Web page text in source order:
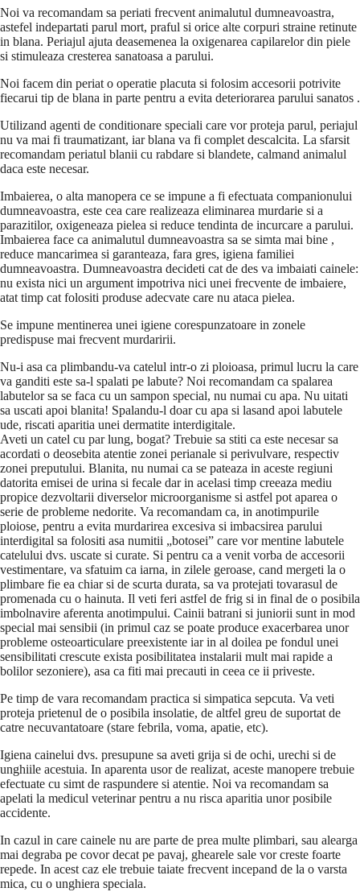
Noi va recomandam sa periati frecvent animalutul dumneavoastra,
astefel indepartati parul mort, praful si orice alte corpuri straine retinute
in blana. Periajul ajuta deasemenea la oxigenarea capilarelor din piele
si stimuleaza cresterea sanatoasa a parului.
Noi facem din periat o operatie placuta si folosim accesorii potrivite
fiecarui tip de blana in parte pentru a evita deteriorarea parului sanatos .
Utilizand agenti de conditionare speciali care vor proteja parul, periajul
nu va mai fi traumatizant, iar blana va fi complet descalcita. La sfarsit
recomandam periatul blanii cu rabdare si blandete, calmand animalul
daca este necesar.
Imbaierea, o alta manopera ce se impune a fi efectuata companionului
dumneavoastra, este cea care realizeaza eliminarea murdarie si a
parazitilor, oxigeneaza pielea si reduce tendinta de incurcare a parului.
Imbaierea face ca animalutul dumneavoastra sa se simta mai bine ,
reduce mancarimea si garanteaza, fara gres, igiena familiei
dumneavoastra. Dumneavoastra decideti cat de des va imbaiati cainele:
nu exista nici un argument impotriva nici unei frecvente de imbaiere,
atat timp cat folositi produse adecvate care nu ataca pielea.
Se impune mentinerea unei igiene corespunzatoare in zonele
predispuse mai frecvent murdaririi.
Nu-i asa ca plimbandu-va catelul intr-o zi ploioasa, primul lucru la care
va ganditi este sa-l spalati pe labute? Noi recomandam ca spalarea
labutelor sa se faca cu un sampon special, nu numai cu apa. Nu uitati
sa uscati apoi blanita! Spalandu-l doar cu apa si lasand apoi labutele
ude, riscati aparitia unei dermatite interdigitale.
Aveti un catel cu par lung, bogat? Trebuie sa stiti ca este necesar sa
acordati o deosebita atentie zonei perianale si perivulvare, respectiv
zonei preputului. Blanita, nu numai ca se pateaza in aceste regiuni
datorita emisei de urina si fecale dar in acelasi timp creeaza mediu
propice dezvoltarii diverselor microorganisme si astfel pot aparea o
serie de probleme nedorite. Va recomandam ca, in anotimpurile
ploiose, pentru a evita murdarirea excesiva si imbacsirea parului
interdigital sa folositi asa numitii „botosei” care vor mentine labutele
catelului dvs. uscate si curate. Si pentru ca a venit vorba de accesorii
vestimentare, va sfatuim ca iarna, in zilele geroase, cand mergeti la o
plimbare fie ea chiar si de scurta durata, sa va protejati tovarasul de
promenada cu o hainuta. Il veti feri astfel de frig si in final de o posibila
imbolnavire aferenta anotimpului. Cainii batrani si juniorii sunt in mod
special mai sensibii (in primul caz se poate produce exacerbarea unor
probleme osteoarticulare preexistente iar in al doilea pe fondul unei
sensibilitati crescute exista posibilitatea instalarii mult mai rapide a
bolilor sezoniere), asa ca fiti mai precauti in ceea ce ii priveste.
Pe timp de vara recomandam practica si simpatica sepcuta. Va veti
proteja prietenul de o posibila insolatie, de altfel greu de suportat de
catre necuvantatoare (stare febrila, voma, apatie, etc).
Igiena cainelui dvs. presupune sa aveti grija si de ochi, urechi si de
unghiile acestuia. In aparenta usor de realizat, aceste manopere trebuie
efectuate cu simt de raspundere si atentie. Noi va recomandam sa
apelati la medicul veterinar pentru a nu risca aparitia unor posibile
accidente.
In cazul in care cainele nu are parte de prea multe plimbari, sau alearga
mai degraba pe covor decat pe pavaj, ghearele sale vor creste foarte
repede. In acest caz ele trebuie taiate frecvent incepand de la o varsta
mica, cu o unghiera speciala.